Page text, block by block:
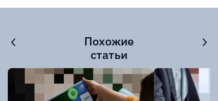
Похожие
статьи